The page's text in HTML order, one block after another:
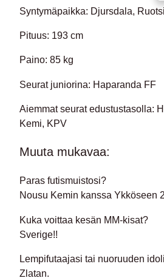
Syntymäpaikka: Djursdala, Ruotsi
Pituus: 193 cm
Paino: 85 kg
Seurat juniorina: Haparanda FF
Aiemmat seurat edustustasolla:
Kemi, KPV
Muuta mukavaa:
Paras futismuistosi?
Nousu Kemin kanssa Ykköseen
Kuka voittaa kesän MM-kisat?
Sverige!!
Lempifutaajasi tai nuoruuden
Zlatan.